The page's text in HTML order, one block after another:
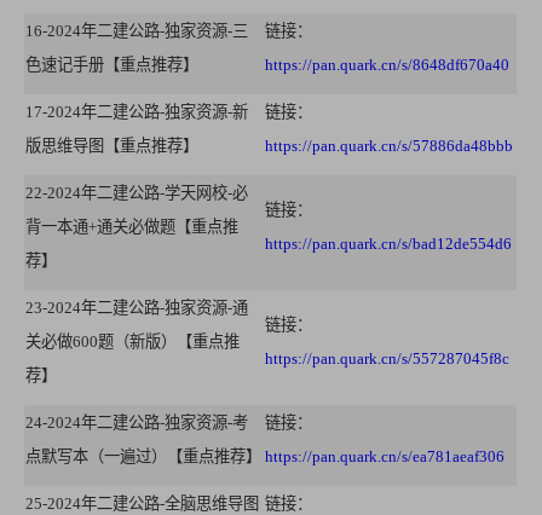
16-2024年二建公路-独家资源-三
色速记手册【重点推荐】
链接：
https://pan.quark.cn/s/8648df670a40
17-2024年二建公路-独家资源-新
版思维导图【重点推荐】
链接：
https://pan.quark.cn/s/57886da48bbb
22-2024年二建公路-学天网校-必
背一本通+通关必做题【重点推
荐】
链接：
https://pan.quark.cn/s/bad12de554d6
23-2024年二建公路-独家资源-通
关必做600题（新版）【重点推
荐】
链接：
https://pan.quark.cn/s/557287045f8c
24-2024年二建公路-独家资源-考
点默写本（一遍过）【重点推荐】
链接：
https://pan.quark.cn/s/ea781aeaf306
25-2024年二建公路-全脑思维导图 链接：